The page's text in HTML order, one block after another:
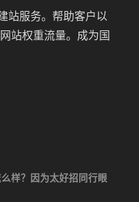
站服务。帮助客户以
站权重流量。成为国
样？因为太好招同行眼